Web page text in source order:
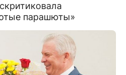
парашюты»